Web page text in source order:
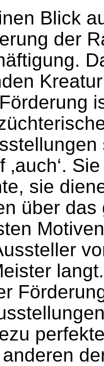
Blick
der
‚auch‘.
sie
über